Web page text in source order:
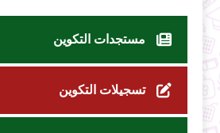
مستجدات التكوين
تسجيلات التكوين